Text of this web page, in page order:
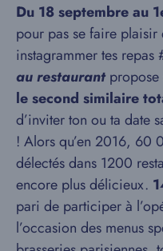
Du 18 septembre au
pour pas se faire plaisir
instagrammer tes
au restaurantpropose
le second similaire
d’inviter ton ou ta date
! Alors qu’en 2016, 60
délectés dans 1200
encore plus délicieux.
pari de participer à
l’occasion des menus